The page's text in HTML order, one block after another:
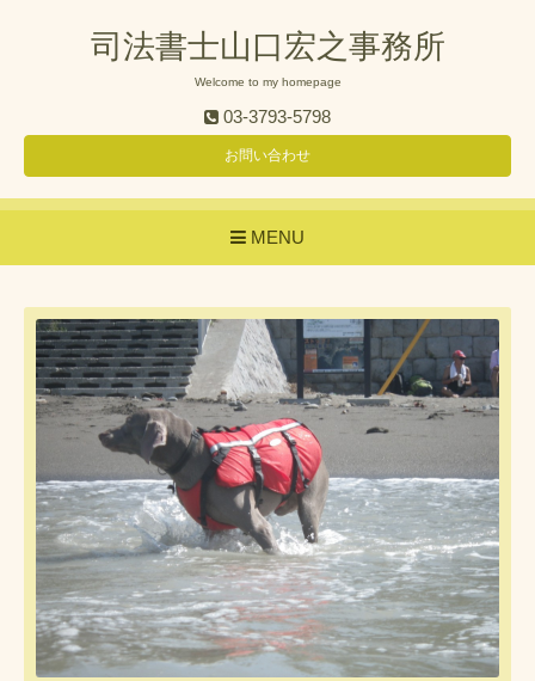
司法書士山口宏之事務所
Welcome to my homepage
03-3793-5798
お問い合わせ
MENU